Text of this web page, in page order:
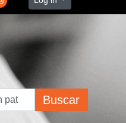
Buscar